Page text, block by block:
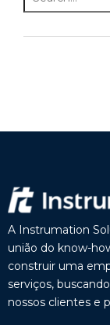
A Instrumation
união do know-
construir uma
serviços,
nossos clientes e